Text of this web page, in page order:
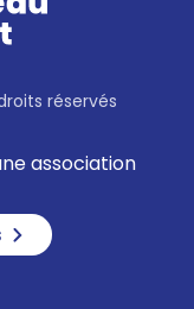
réservés
association